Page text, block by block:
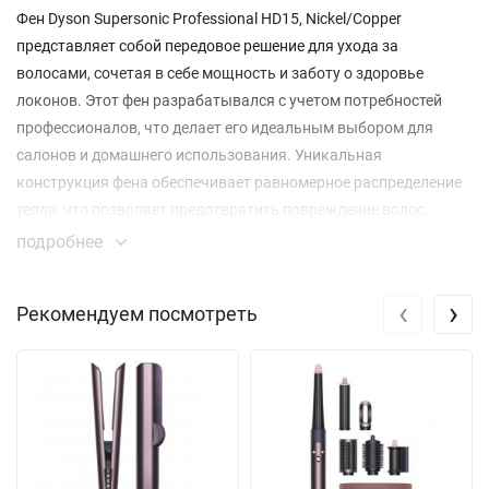
Фен Dyson Supersonic Professional HD15, Nickel/Copper
представляет собой передовое решение для ухода за
волосами, сочетая в себе мощность и заботу о здоровье
локонов. Этот фен разрабатывался с учетом потребностей
профессионалов, что делает его идеальным выбором для
салонов и домашнего использования. Уникальная
конструкция фена обеспечивает равномерное распределение
тепла, что позволяет предотвратить повреждение волос,
сохраняя их естественный блеск и здоровье.
наличие четырех магнитных насадок, которые позволяют
вращается на 360°, что делает укладку легкой и удобной. С
помощью концентраторов можно точно направить поток
воздуха на отдельные пряди, в то время как насадка Flyaway
помогает сгладить волосы, придавая им идеальный вид без
необходимости использования дополнительных
подробнее
Рекомендуем посмотреть ‹ ›